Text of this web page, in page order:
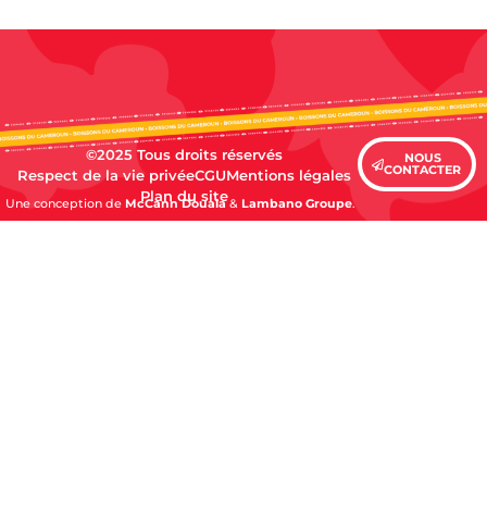
©2025 Tous droits réservés
Respect de la vie privéeCGUMentions légales
Plan du site
NOUS
CONTACTER
Une conception de McCann Douala& Lambano Groupe.